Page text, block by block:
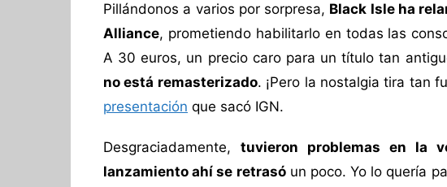
Pillándonos a varios por sorpresa, Black Isle ha
Alliance, prometiendo habilitarlo en todas las
A 30 euros, un precio caro para un título tan
no está remasterizado. ¡Pero la nostalgia tira tan
presentación que sacó IGN.
Desgraciadamente,tuvieron problemas en la
lanzamiento ahí se retrasóun poco. Yo lo quería